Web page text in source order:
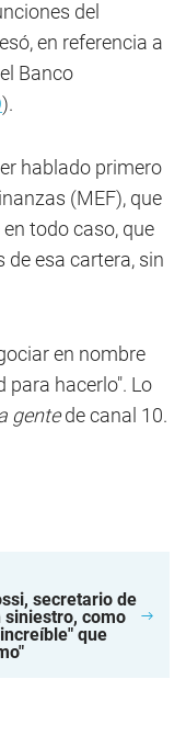
del
en referencia a
Banco
).
hablado primero
(MEF), que
todo caso, que
esa cartera, sin
en nombre
para hacerlo". Lo
gentede canal 10.
secretario de
siniestro, como
que